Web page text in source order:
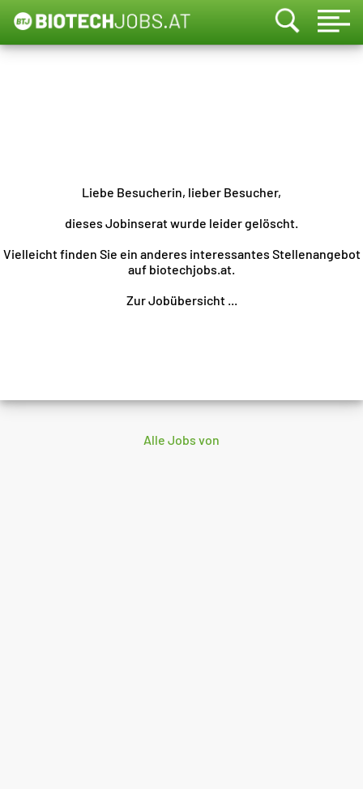
Liebe Besucherin, lieber Besucher,
dieses Jobinserat wurde leider gelöscht.
Vielleicht finden Sie ein anderes interessantes Stellenangebot
auf biotechjobs.at.
Zur Jobübersicht ...
Alle Jobs von